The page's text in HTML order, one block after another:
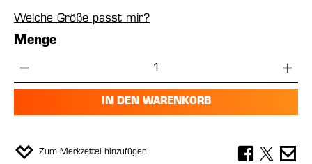
Welche Größe passt mir?
Menge
Produkt Anzahl: Gib den gewünschten
IN DEN WARENKORB
Zum Merkzettel hinzufügen